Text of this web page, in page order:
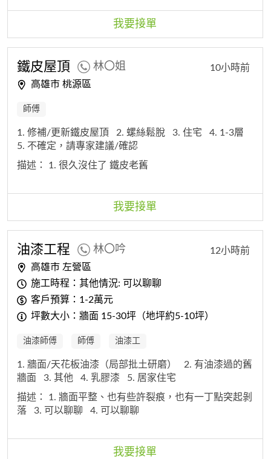
我要接單
鐵皮屋頂 林〇姐
高雄市 桃源區
10小時前
師傅
1. 修補/更新鐵皮屋頂 2. 螺絲鬆脫 3. 住宅
4. 1-3層
5. 不確定，請專家建議/確認
描述： 1. 很久沒住了 鐵皮老舊
我要接單
油漆工程 林〇吟
高雄市 左營區
施工時程：其他情況: 可以聊聊
客戶預算：1-2萬元
坪數大小：牆面 15-30坪（地坪約5-10坪）
12小時前
油漆師傅 師傅 油漆工
1. 牆面/天花板油漆（局部批土研磨）
2. 有油漆過的舊
牆面
3. 其他 4. 乳膠漆
5. 居家住宅
描述： 1. 牆面平整、也有些許裂痕，也有一丁點突起剝
落
3. 可以聊聊 4. 可以聊聊
我要接單